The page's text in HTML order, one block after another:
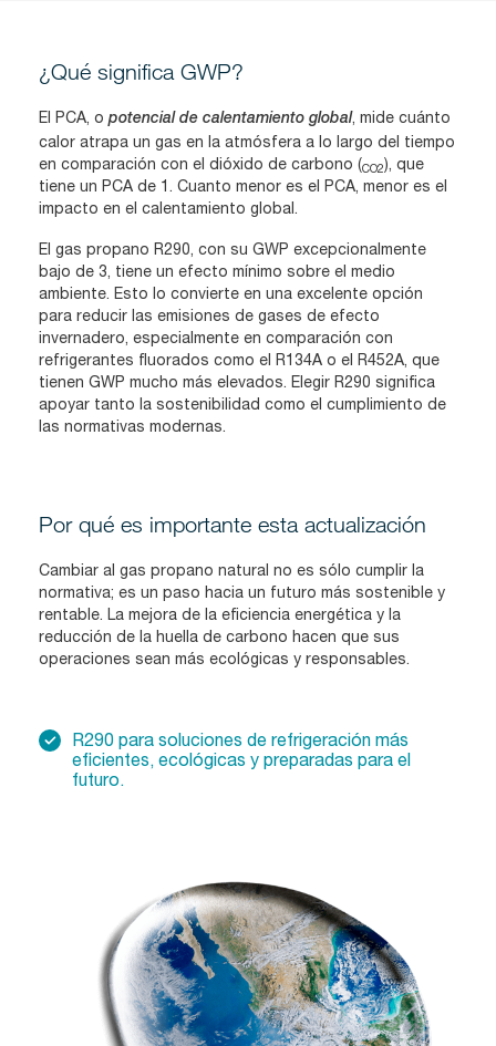
¿Qué significa GWP?
El PCA, o potencial de calentamiento global, mide cuánto
calor atrapa un gas en la atmósfera a lo largo del tiempo
en comparación con el dióxido de carbono (CO2), que
tiene un PCA de 1. Cuanto menor es el PCA, menor es el
impacto en el calentamiento global.
El gas propano R290, con su GWP excepcionalmente
bajo de 3, tiene un efecto mínimo sobre el medio
ambiente. Esto lo convierte en una excelente opción
para reducir las emisiones de gases de efecto
invernadero, especialmente en comparación con
refrigerantes fluorados como el R134A o el R452A, que
tienen GWP mucho más elevados. Elegir R290 significa
apoyar tanto la sostenibilidad como el cumplimiento de
las normativas modernas.
Por qué es importante esta actualización
Cambiar al gas propano natural no es sólo cumplir la
normativa; es un paso hacia un futuro más sostenible y
rentable. La mejora de la eficiencia energética y la
reducción de la huella de carbono hacen que sus
operaciones sean más ecológicas y responsables.
R290 para soluciones de refrigeración más
eficientes, ecológicas y preparadas para el
futuro.